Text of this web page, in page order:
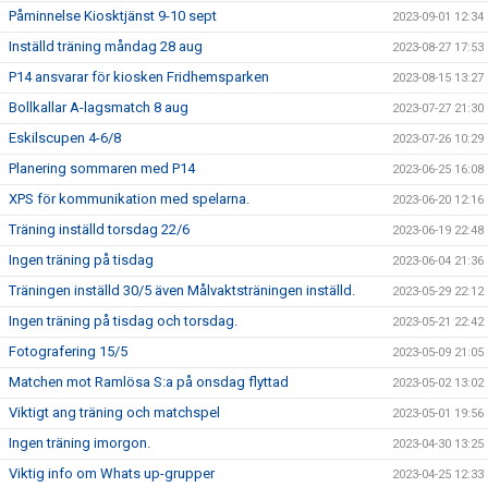
Påminnelse Kiosktjänst 9-10 sept 2023-09-01 12:34
Inställd träning måndag 28 aug 2023-08-27 17:53
P14 ansvarar för kiosken Fridhemsparken 2023-08-15 13:27
Bollkallar A-lagsmatch 8 aug 2023-07-27 21:30
Eskilscupen 4-6/8 2023-07-26 10:29
Planering sommaren med P14 2023-06-25 16:08
XPS för kommunikation med spelarna. 2023-06-20 12:16
Träning inställd torsdag 22/6 2023-06-19 22:48
Ingen träning på tisdag 2023-06-04 21:36
Träningen inställd 30/5 även Målvaktsträningen inställd. 2023-05-29 22:12
Ingen träning på tisdag och torsdag. 2023-05-21 22:42
Fotografering 15/5 2023-05-09 21:05
Matchen mot Ramlösa S:a på onsdag flyttad 2023-05-02 13:02
Viktigt ang träning och matchspel 2023-05-01 19:56
Ingen träning imorgon. 2023-04-30 13:25
Viktig info om Whats up-grupper 2023-04-25 12:33